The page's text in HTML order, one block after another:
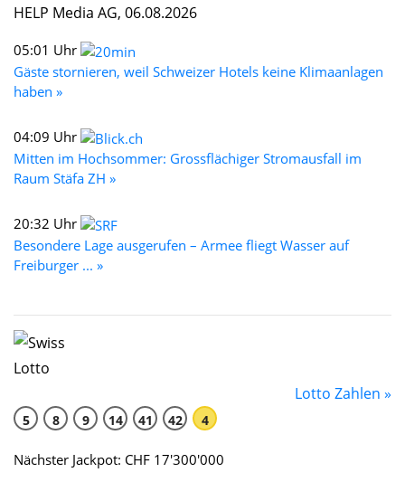
HELP Media AG, 06.08.2026
05:01 Uhr
Gäste stornieren, weil Schweizer Hotels keine Klimaanlagen
haben »
04:09 Uhr
Mitten im Hochsommer: Grossflächiger Stromausfall im
Raum Stäfa ZH »
20:32 Uhr
Besondere Lage ausgerufen – Armee fliegt Wasser auf
Freiburger ... »
Lotto Zahlen »
5 8 9 14 41 42 4
Nächster Jackpot: CHF 17'300'000